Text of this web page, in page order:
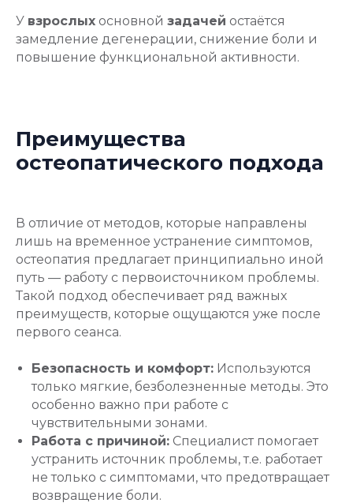
У взрослых основной задачей остаётся
замедление дегенерации, снижение боли и
повышение функциональной активности.
Преимущества
остеопатического подхода
В отличие от методов, которые направлены
лишь на временное устранение симптомов,
остеопатия предлагает принципиально иной
путь — работу с первоисточником проблемы.
Такой подход обеспечивает ряд важных
преимуществ, которые ощущаются уже после
первого сеанса.
Безопасность и комфорт: Используются
только мягкие, безболезненные методы. Это
особенно важно при работе с
чувствительными зонами.
Работа с причиной: Специалист помогает
устранить источник проблемы, т.е. работает
не только с симптомами, что предотвращает
возвращение боли.